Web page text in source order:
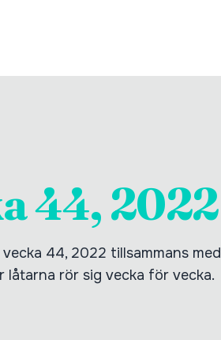
44, 2022
44, 2022 tillsammans med
låtarna rör sig vecka för vecka.